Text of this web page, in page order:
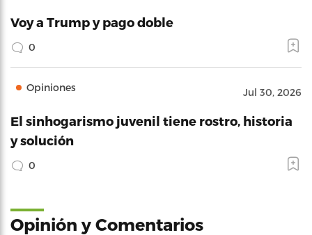
Voy a Trump y pago doble
0
Opiniones Jul 30, 2026
El sinhogarismo juvenil tiene rostro, historia
y solución
0
Opinión y Comentarios